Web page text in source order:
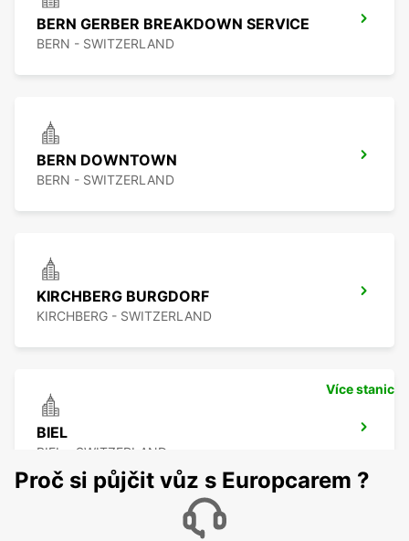
BERN GERBER BREAKDOWN SERVICE
BERN - SWITZERLAND
BERN DOWNTOWN
BERN - SWITZERLAND
KIRCHBERG BURGDORF
KIRCHBERG - SWITZERLAND
BIEL
BIEL - SWITZERLAND
Více stanic
Proč si půjčit vůz s Europcarem ?